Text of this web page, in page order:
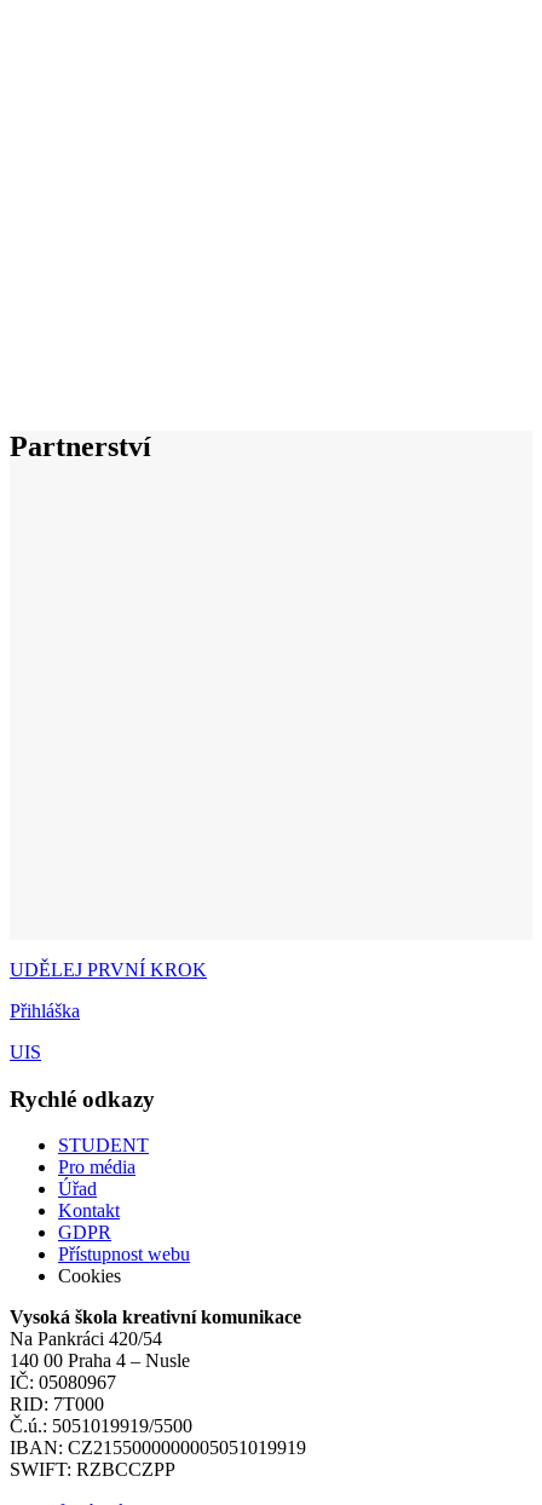
Partnerství
UDĚLEJ PRVNÍ KROK
Přihláška
UIS
Rychlé odkazy
STUDENT
Pro média
Úřad
Kontakt
GDPR
Přístupnost webu
Cookies
Vysoká škola kreativní komunikace
Na Pankráci 420/54
140 00 Praha 4 – Nusle
IČ: 05080967
RID: 7T000
Č.ú.: 5051019919/5500
IBAN: CZ2155000000005051019919
SWIFT: RZBCCZPP